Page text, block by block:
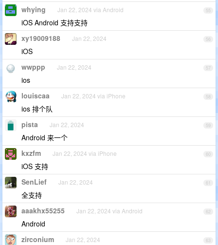
55
whying Jan 22, 2024 via Android
iOS Android 支持支持
56
xy19009188 Jan 22, 2024
iOS
57
wwppp Jan 22, 2024
ios
58
louiscaa Jan 22, 2024 via iPhone
ios 排个队
59
pista Jan 22, 2024
Android 来一个
60
kxzfm Jan 22, 2024 via iPhone
iOS 支持
61
SenLief Jan 22, 2024
全支持
62
aaakhx55255 Jan 22, 2024 via Android
Android
63
zirconium Jan 22, 2024